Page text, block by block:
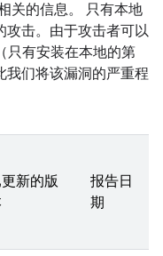
关的信息。 只有本地
攻击。由于攻击者可以
只有安装在本地的第
我们将该漏洞的严重程
新的版
报告日
期